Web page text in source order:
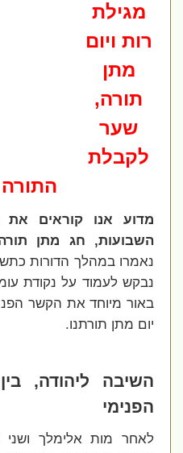
מגילת
רות ויום
מתן
תורה,
שער
לקבלת
התורה
מדוע אנו קוראים את
השבועות, חג מתן
נאמרו במהלך הדורות
נבקש לעמוד על נקודת
באור מיוחד את הקשר
יום מתן תורתנו.
השיבה ליהודה, בין
הפנימי
לאחר מות אלימלך ושני